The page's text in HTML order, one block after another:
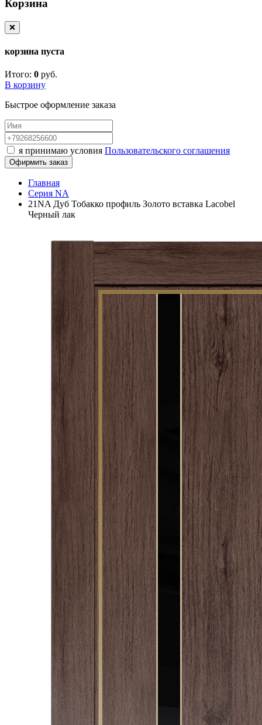
Корзина
❌
корзина пуста
Итого: 0 руб.
В корзину
Быстрое оформление заказа
я принимаю условия Пользовательского соглашения
Офирмить заказ
Главная
Серия NA
21NA Дуб Тобакко профиль Золото вставка Lacobel
Черный лак